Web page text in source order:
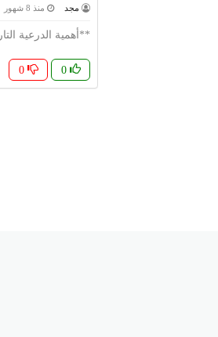
مجد منذ 8 شهور
**أهمية الدرعية
0
0